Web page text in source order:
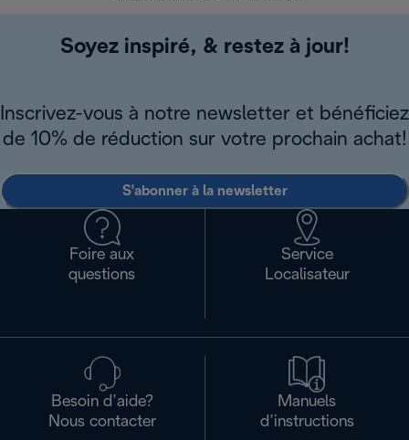
Soyez inspiré, & restez à jour!
Inscrivez-vous à notre newsletter et bénéficiez
de 10% de réduction sur votre prochain achat!
S'abonner à la newsletter
Foire aux
questions
Service
Localisateur
Besoin d’aide?
Nous contacter
Manuels
d’instructions